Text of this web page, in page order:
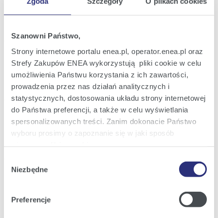
Szanowni Państwo,
Strony internetowe portalu enea.pl, operator.enea.pl oraz
Strefy Zakupów ENEA wykorzystują pliki cookie w celu
umożliwienia Państwu korzystania z ich zawartości,
prowadzenia przez nas działań analitycznych i
statystycznych, dostosowania układu strony internetowej
do Państwa preferencji, a także w celu wyświetlania
spersonalizowanych treści. Zanim dokonacie Państwo
wyboru prosimy o zapoznanie się w jaki sposób
Szczegółowe informacje na ten temat znajdziecie
Polityce
zgody
Niezbędne
Preferencje
18
19:01
Raport bieżący nr 33/2021
Powołanie Członka Rady Nadzorczej ENEA
lis
2021
18:36
Raport bieżący nr 32/2021
Treść uchwał podjętych przez
Nadzwyczajne Walne Zgromadzenie ENEA
S.A. w dniu 18 listopada 2021 roku
16
lis
2021
Raport bieżący nr 31/2021
Informacja nt. zamiaru zgłoszenia
Spółki
Następna